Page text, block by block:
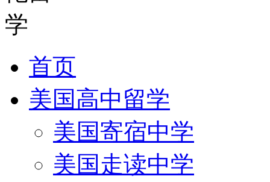
首页
美国高中留学
美国寄宿中学
美国走读中学